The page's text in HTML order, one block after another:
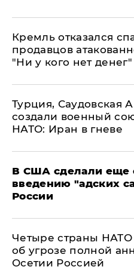
Кремль отказался
продавцов
"Ни у кого нет денег"
Турция, Саудовская
создали военный
НАТО: Иран в гневе
В США сделали еще
введению "адских
России
Четыре страны
об угрозе полной
Осетии Россией